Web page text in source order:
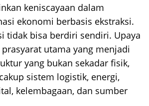
keniscayaan dalam
ekonomi berbasis ekstraksi.
tidak bisa berdiri sendiri. Upaya
utama yang menjadi
yang bukan sekadar fisik,
sistem logistik, energi,
kelembagaan, dan sumber